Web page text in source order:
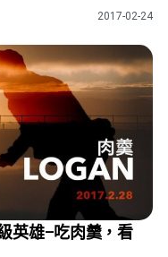
2017-02-24
英雄–吃肉羹，看